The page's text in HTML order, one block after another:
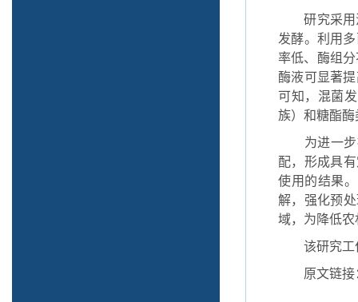
研究采
发酵。利用
率低、酶组
酶液可显著
可知，混菌
族）和糖酯酶
为进一
配，形成具
使用的结果
解，强化预
域，为降低
该研究工
原文链接